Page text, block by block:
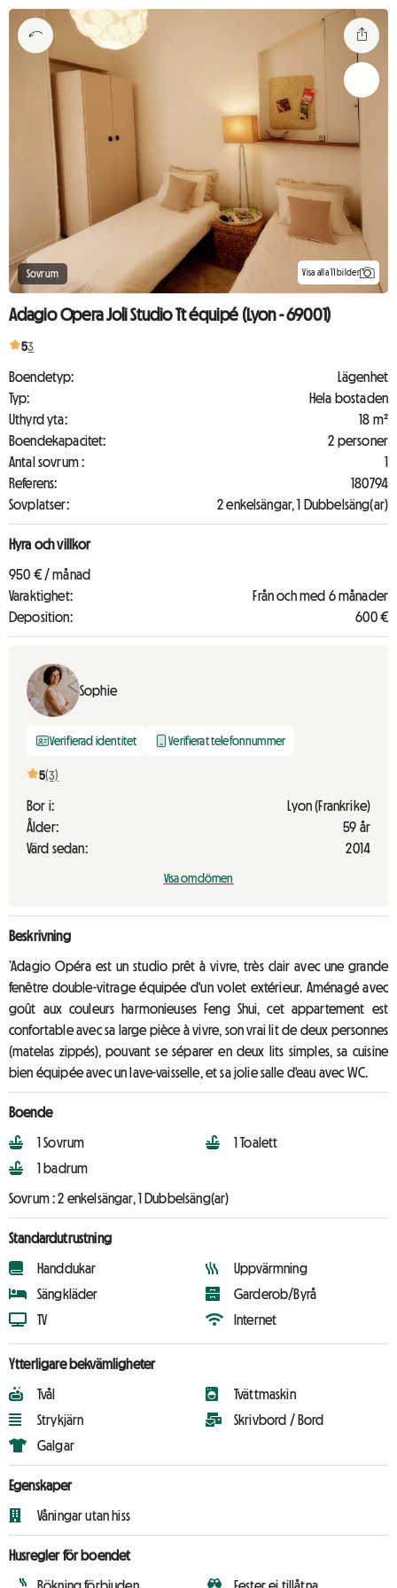
Sovrum Visa alla 11 bilder
Adagio Opera Joli Studio Tt équipé (Lyon - 69001)
53
Boendetyp:
Lägenhet
Typ:
Hela bostaden
Uthyrd yta:
18 m²
Boendekapacitet:
2 personer
Antal sovrum :
1
Referens:
180794
Sovplatser:
2 enkelsängar, 1 Dubbelsäng(ar)
Hyra och villkor
950 € / månad
Varaktighet:
Från och med 6 månader
Deposition:
600 €
Sophie
Verifierad identitet Verifierat telefonnummer
5(3)
Bor i:
Lyon (Frankrike)
Ålder:
59 år
Värd sedan:
2014
Visa omdömen
Beskrivning
’Adagio Opéra est un studio prêt à vivre, très clair avec une grande
fenêtre double-vitrage équipée d'un volet extérieur. Aménagé avec
goût aux couleurs harmonieuses Feng Shui, cet appartement est
confortable avec sa large pièce à vivre, son vrai lit de deux personnes
(matelas zippés), pouvant se séparer en deux lits simples, sa cuisine
bien équipée avec un lave-vaisselle, et sa jolie salle d'eau avec WC.
Boende
1 Sovrum
1 badrum
1 Toalett
Sovrum :2 enkelsängar, 1 Dubbelsäng(ar)
Standardutrustning
Handdukar
Sängkläder
TV
Uppvärmning
Garderob/Byrå
Internet
Ytterligare bekvämligheter
Tvål
Strykjärn
Galgar
Tvättmaskin
Skrivbord / Bord
Egenskaper
Våningar utan hiss
Husregler för boendet